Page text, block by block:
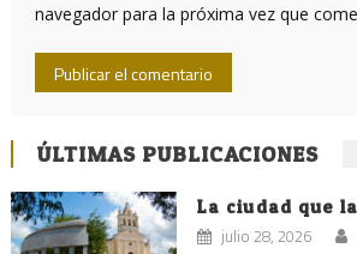
navegador para la próxima vez que
ÚLTIMAS PUBLICACIONES
La ciudad que
julio 28, 2026